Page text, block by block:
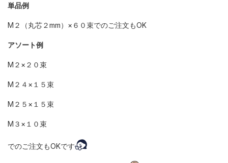
単品例
M２（丸芯２mm）×６０束でのご注文もOK
アソート例
M２×２０束
M２４×１５束
M２５×１５束
M３×１０束
でのご注文もOKです